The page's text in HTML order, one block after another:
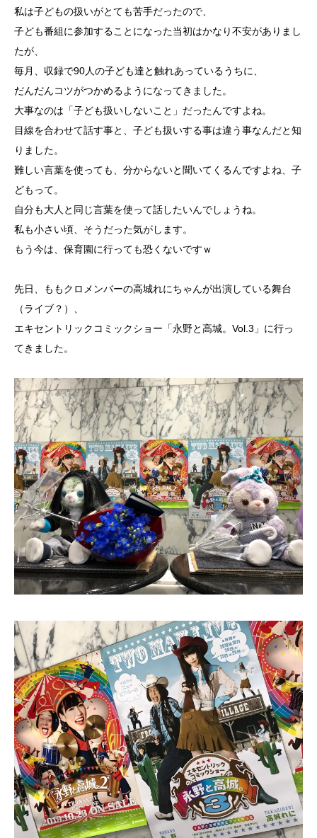
私は子どもの扱いがとても苦手だったので、
子ども番組に参加することになった当初はかなり不安がありまし
たが、
毎月、収録で90人の子ども達と触れあっているうちに、
だんだんコツがつかめるようになってきました。
大事なのは「子ども扱いしないこと」だったんですよね。
目線を合わせて話す事と、子ども扱いする事は違う事なんだと知
りました。
難しい言葉を使っても、分からないと聞いてくるんですよね、子
どもって。
自分も大人と同じ言葉を使って話したいんでしょうね。
私も小さい頃、そうだった気がします。
もう今は、保育園に行っても恐くないですｗ
先日、ももクロメンバーの高城れにちゃんが出演している舞台
（ライブ？）、
エキセントリックコミックショー「永野と高城。Vol.3」に行っ
てきました。